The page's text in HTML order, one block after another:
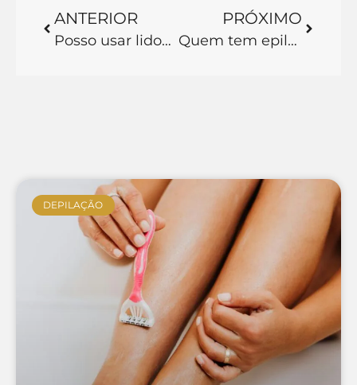
ANTERIOR
Posso usar lidocaína na depilação a laser?
PRÓXIMO
Quem tem epilepsia pode fazer depilação a laser?
DEPILAÇÃO